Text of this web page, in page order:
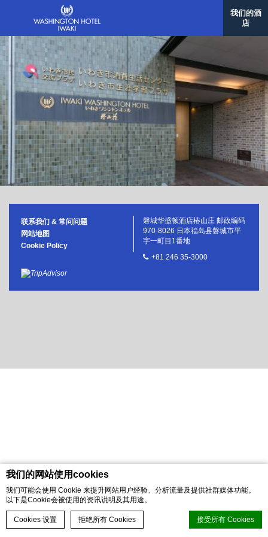
我们的网站使用cookies
我们可能会使用 Cookie 来提升网站用户经验、分析流量及提供社群媒体功能。
以下是Cookie会被使用的资讯说明及其用途。
Cookies 设置 拒绝所有 Cookies 接受所有 Cookies
我们的酒
店
即刻预订
联系我们 & 常问问题
网站地图
Cookie Policy
磐城华盛顿酒店椿山庄 邮政编码
970-8026 日本福岛县磐城市平
字一町目1番地
+81 246 35-3000
韩国/首尔
格拉斯丽首尔酒店
台湾/台北
格拉斯丽台北饭店